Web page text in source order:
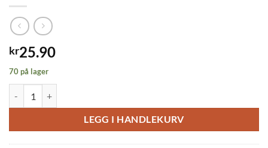
kr25.90
70 på lager
LEGG I HANDLEKURV